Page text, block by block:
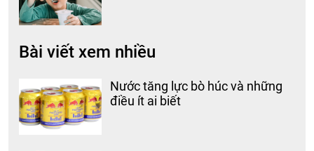
Bài viết xem nhiều
Nước tăng lực bò húc và những
điều ít ai biết